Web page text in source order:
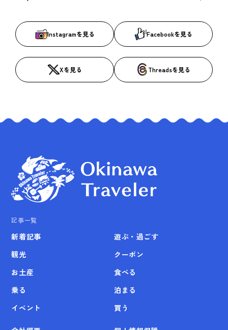
Instagramを見る Facebookを見る
Xを見る Threadsを見る
記事一覧
新着記事
観光
お土産
乗る
イベント
遊ぶ・過ごす
クーポン
食べる
泊まる
買う